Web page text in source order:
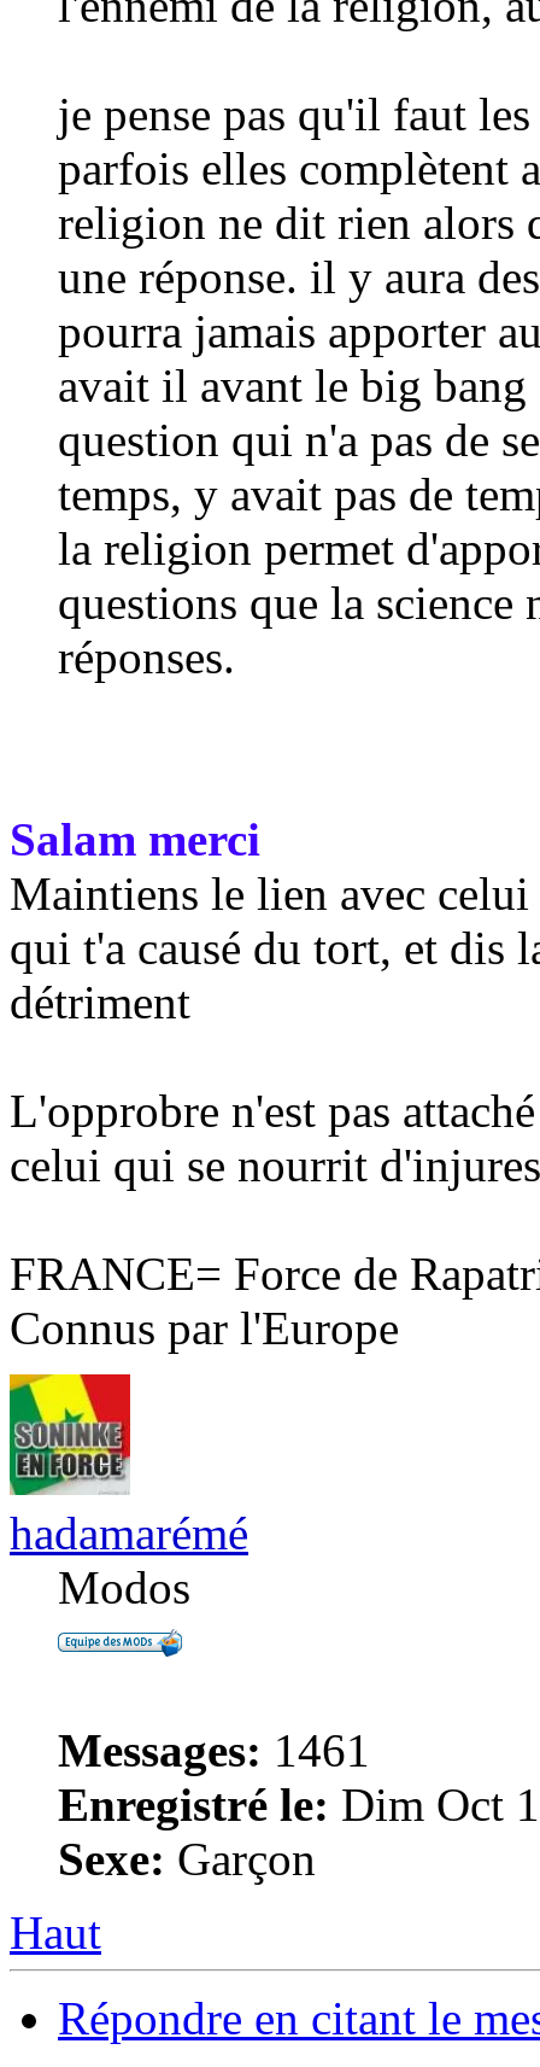
je pense pas qu'il faut
parfois elles complètent
religion ne dit rien alors
une réponse. il y aura
pourra jamais apporter
avait il avant le big bang
question qui n'a pas de
temps, y avait pas de
la religion permet
questions que la science
réponses.
Salam merci
Maintiens le lien avec
qui t'a causé du tort, et dis
détriment
L'opprobre n'est pas
celui qui se nourrit
FRANCE= Force de
Connus par l'Europe
hadamarémé
Modos
Messages: 1461
Enregistré le: Dim Oct
Sexe: Garçon
Haut
Répondre en citant le